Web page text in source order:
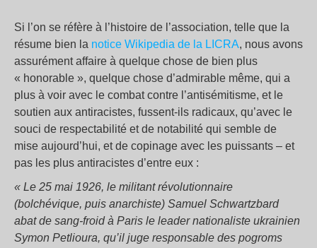
Si l’on se réfère à l’histoire de l’association, telle que la
résume bien la notice Wikipedia de la LICRA, nous avons
assurément affaire à quelque chose de bien plus
« honorable », quelque chose d’admirable même, qui a
plus à voir avec le combat contre l’antisémitisme, et le
soutien aux antiracistes, fussent-ils radicaux, qu’avec le
souci de respectabilité et de notabilité qui semble de
mise aujourd’hui, et de copinage avec les puissants – et
pas les plus antiracistes d’entre eux :
« Le 25 mai 1926, le militant révolutionnaire
(bolchévique, puis anarchiste) Samuel Schwartzbard
abat de sang-froid à Paris le leader nationaliste ukrainien
Symon Petlioura, qu’il juge responsable des pogroms